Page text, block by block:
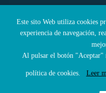
Instagram
Youtube
Este sito Web utiliza cookies
experiencia de navegación,
Al pulsar el botón "Aceptar"
política de cookies. Leer